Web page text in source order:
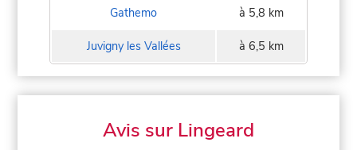
Gathemo à 5,8 km
Juvigny les Vallées à 6,5 km
Avis sur Lingeard